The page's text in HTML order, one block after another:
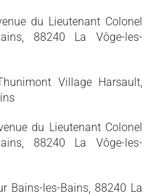
du Lieutenant Colonel
88240 La Vôge-les-
Village Harsault,
du Lieutenant Colonel
88240 La Vôge-les-
Bains-les-Bains, 88240 La